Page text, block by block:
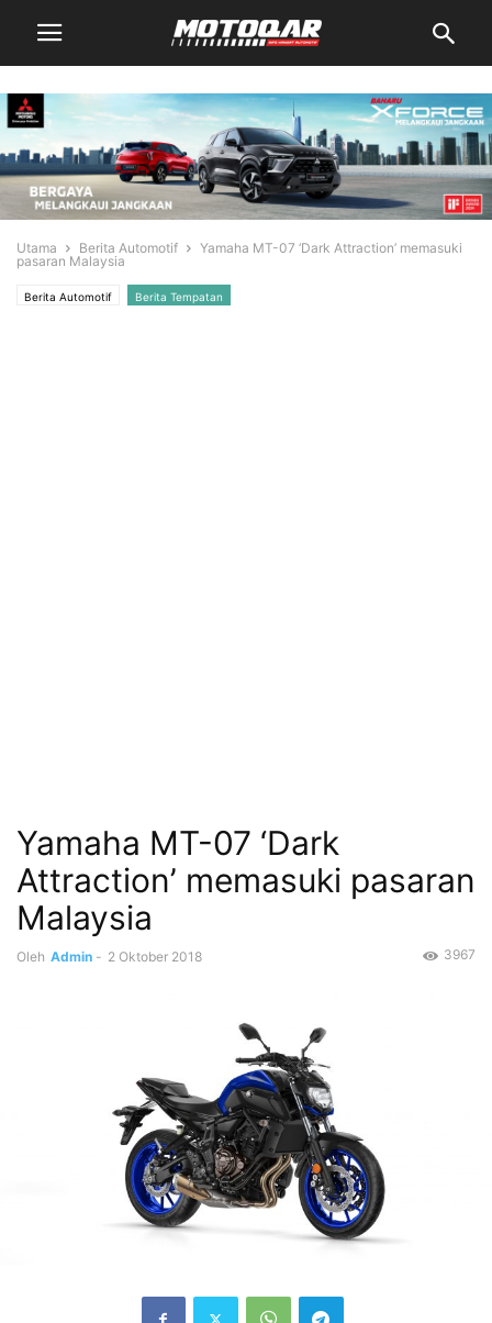
Utama Berita Automotif
Yamaha MT-07 ‘Dark Attraction’ memasuki
pasaran Malaysia
Berita Automotif Berita Tempatan
Yamaha MT-07 ‘Dark
Attraction’ memasuki pasaran
Malaysia
Oleh Admin - 2 Oktober 2018 3967